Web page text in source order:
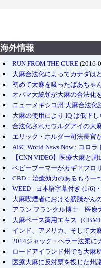
海外情報
RUN FROM THE CURE (2016-
大麻合法化によってカナダは
初めて大麻を吸ったばあちゃ
オバマ大統領が大麻の合法化
ニューメキシコ州 大麻合法化
大麻の使用により IQ は低下し
合法化されたウルグアイの大
エリック・ホルダー司法長官
ABC World News Now : コロ
【CNN VIDEO】医療大麻と周
ベビーブーマーがカギ？フロ
CBD：治癒効力のあるもう一
WEED - 日本語字幕付き (1/6)
大麻喫煙者における膀胱がん
アラン フランクル博士 医療
大麻ベース薬用エキス（
インド、アメリカ、そして大
2014ジャック・ヘラー法案に
ロードアイランド州でも大麻
医療大麻に反対票を投じた州